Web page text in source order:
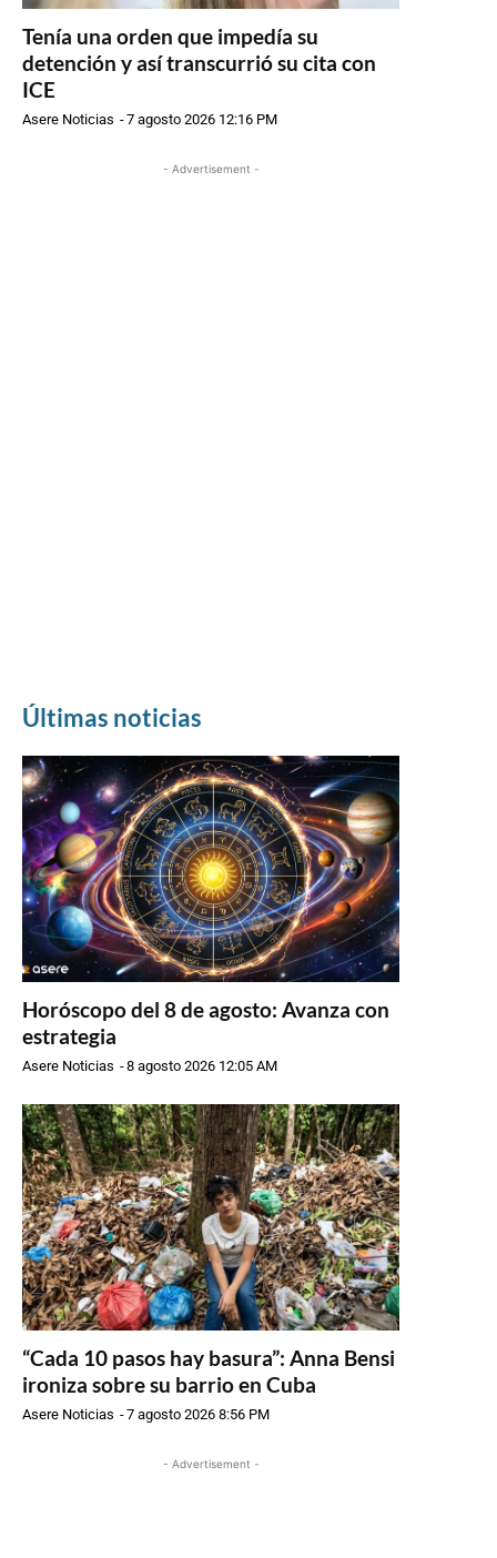
Tenía una orden que impedía su
detención y así transcurrió su cita con
ICE
Asere Noticias -7 agosto 2026 12:16 PM
- Advertisement -
Últimas noticias
Horóscopo del 8 de agosto: Avanza con
estrategia
Asere Noticias -8 agosto 2026 12:05 AM
“Cada 10 pasos hay basura”: Anna Bensi
ironiza sobre su barrio en Cuba
Asere Noticias -7 agosto 2026 8:56 PM
- Advertisement -